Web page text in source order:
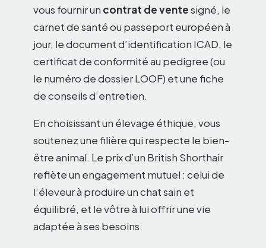
vous fournir un contrat de ventesigné, le
carnet de santé ou passeport européen à
jour, le document d’identification ICAD, le
certificat de conformité au pedigree (ou
le numéro de dossier LOOF) et une fiche
de conseils d’entretien.
En choisissant un élevage éthique, vous
soutenez une filière qui respecte le bien-
être animal. Le prix d’un British Shorthair
reflète un engagement mutuel : celui de
l’éleveur à produire un chat sain et
équilibré, et le vôtre à lui offrir une vie
adaptée à ses besoins.